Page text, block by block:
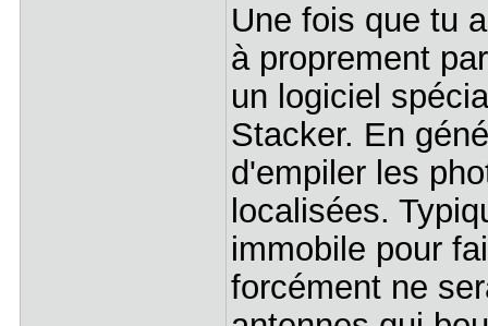
Une fois que tu
à proprement
un logiciel
Stacker. En
d'empiler les
localisées.
immobile pour
forcément ne